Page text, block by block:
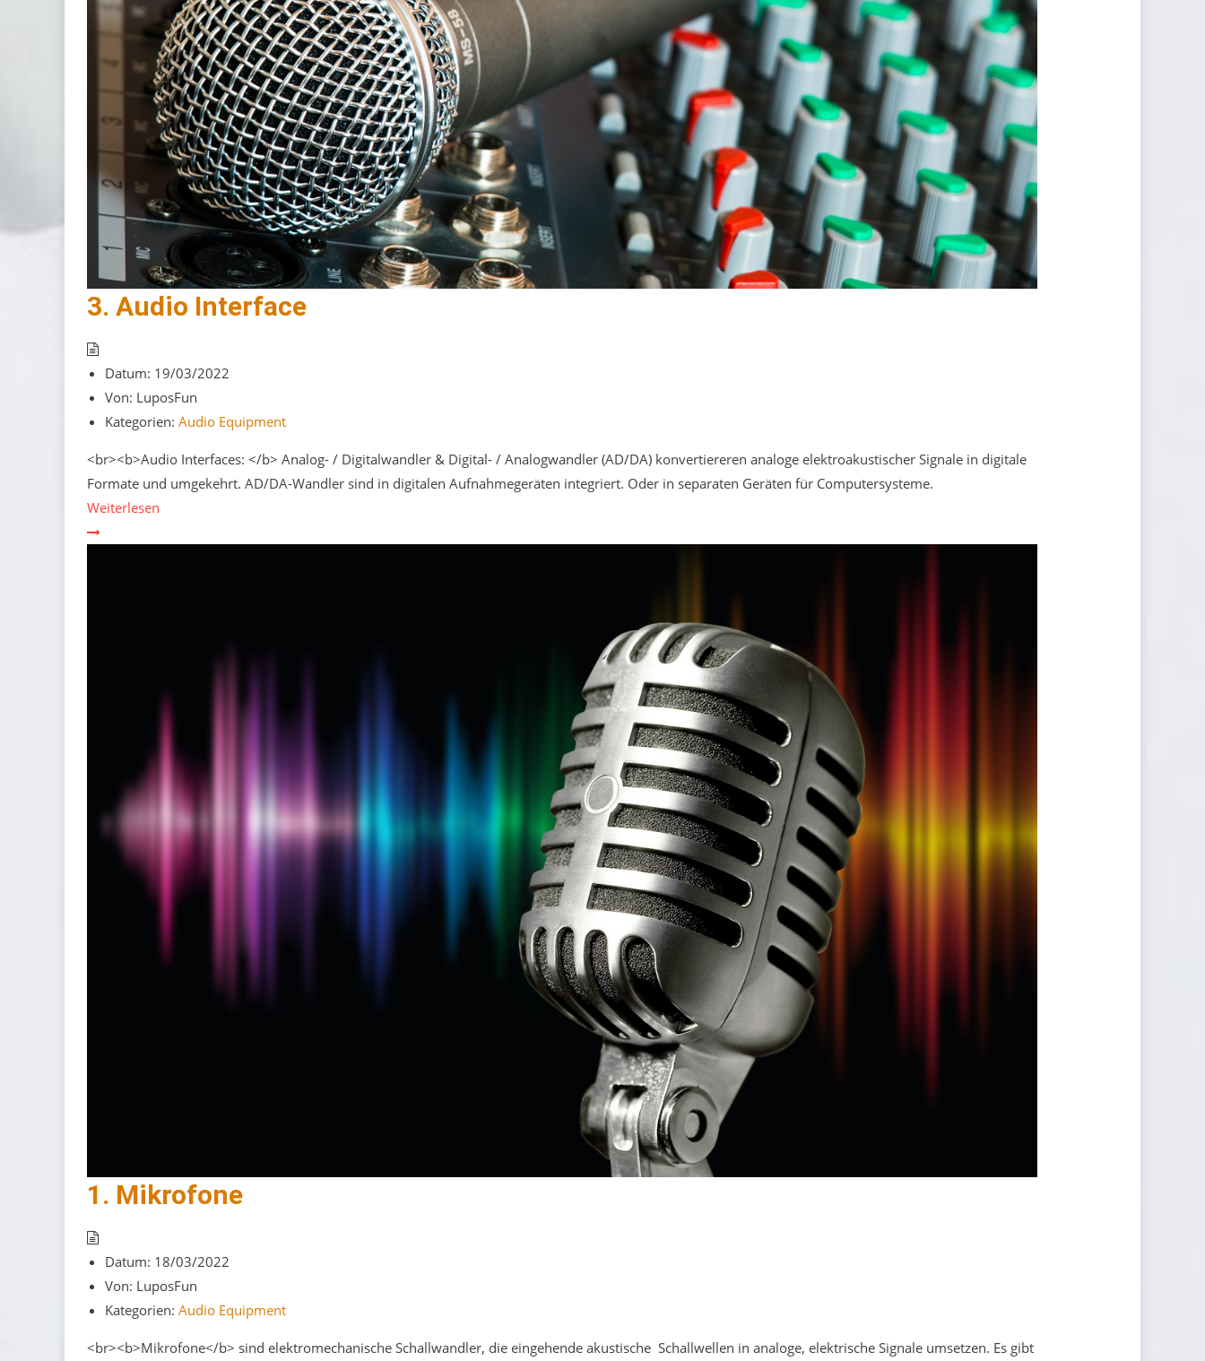
3. Audio Interface
Datum: 19/03/2022
Von: LuposFun
Kategorien: Audio Equipment
<br><b>Audio Interfaces: </b> Analog- / Digitalwandler & Digital- / Analogwandler (AD/DA) konvertiereren analoge elektroakustischer Signale in digitale
Formate und umgekehrt. AD/DA-Wandler sind in digitalen Aufnahmegeräten integriert. Oder in separaten Geräten für Computersysteme.
Weiterlesen
1. Mikrofone
Datum: 18/03/2022
Von: LuposFun
Kategorien: Audio Equipment
<br><b>Mikrofone</b> sind elektromechanische Schallwandler, die eingehende akustische Schallwellen in analoge, elektrische Signale umsetzen. Es gibt